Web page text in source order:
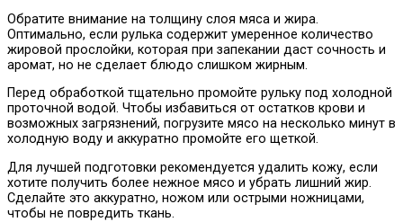
Обратите внимание на толщину слоя мяса и жира.
Оптимально, если рулька содержит умеренное количество
жировой прослойки, которая при запекании даст сочность и
аромат, но не сделает блюдо слишком жирным.
Перед обработкой тщательно промойте рульку под холодной
проточной водой. Чтобы избавиться от остатков крови и
возможных загрязнений, погрузите мясо на несколько минут в
холодную воду и аккуратно промойте его щеткой.
Для лучшей подготовки рекомендуется удалить кожу, если
хотите получить более нежное мясо и убрать лишний жир.
Сделайте это аккуратно, ножом или острыми ножницами,
чтобы не повредить ткань.